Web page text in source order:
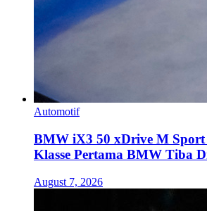
Automotif
BMW iX3 50 xDrive M Sport
Klasse Pertama BMW Tiba
August 7, 2026